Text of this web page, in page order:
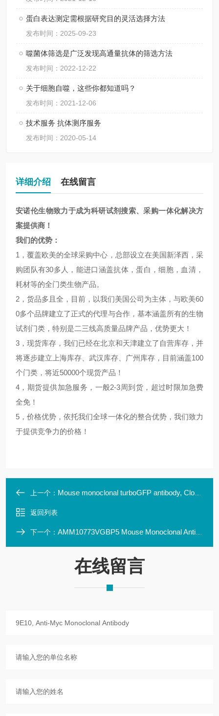
蛋白表达测定需根据研究目的灵活选择方法
发布时间：2025-09-23
噬菌体筛选是广泛发现高通量抗体的筛选方法
发布时间：2022-12-22
关于细胞自噬，这些你都知道吗？
发布时间：2021-12-06
技术服务 抗体测序服务
发布时间：2020-05-14
详细介绍 在线留言
安诺伦生物致力于成为科研试剂搜索、采购一体化解决方
案提供商！
我们的优势：
1，覆盖欧美的全球采购中心，总部设立在美国新泽西，采
购团队有30多人，能进口涵盖抗体，蛋白，细胞，血清，
耗材等的全门类生物产品。
2，货品多且全，目前，以我们美国公司为主体，与欧美60
0多个品牌建立了正式的代理与合作，基本涵盖所有的生物
试剂门类，特别是二三线高质量品牌产品，优势更大！
3，现货库存，我们已经在北京和天津建立了自营库存，并
将逐步建立上海库存、武汉库存、广州库存，目前涵盖100
个门类，将近50000个现货产品！
4，期货提供加急服务，一般2-3周到货，超过时限加急费
全免！
5，价格优势，依托我们全球一体化的整合优势，我们致力
于提供竞争力的价格！
上一个： Mouse monoclonal turboGFP antibody, Clone LBI2H8
返回列表
下一个： AMM10773VGBP5 Mouse Monoclonal Antibody Clone ID: LBI8B12
在线留言